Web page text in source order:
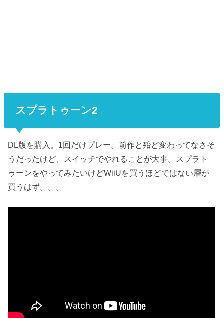
スプラトゥーン2
DL版を購入。1回だけプレー。前作と殆ど変わってなさそ
うだったけど、スイッチでやれることが大事。スプラト
ゥーンをやってみたいけどWiiUを買うほどではない層が
買うはず。。。